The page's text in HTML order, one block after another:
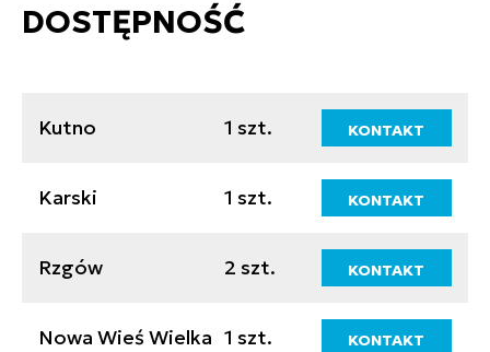
DOSTĘPNOŚĆ
Kutno 1 szt. KONTAKT
Karski 1 szt. KONTAKT
Rzgów 2 szt. KONTAKT
Nowa Wieś Wielka 1 szt. KONTAKT